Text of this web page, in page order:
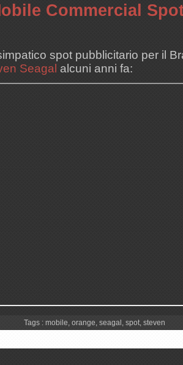
Commercial
spot pubblicitario per il
Seagal alcuni anni fa:
Tags : mobile, orange, seagal , spot, steven